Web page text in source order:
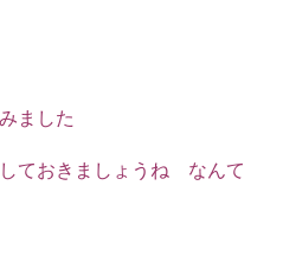
ました
ておきましょうね なんて